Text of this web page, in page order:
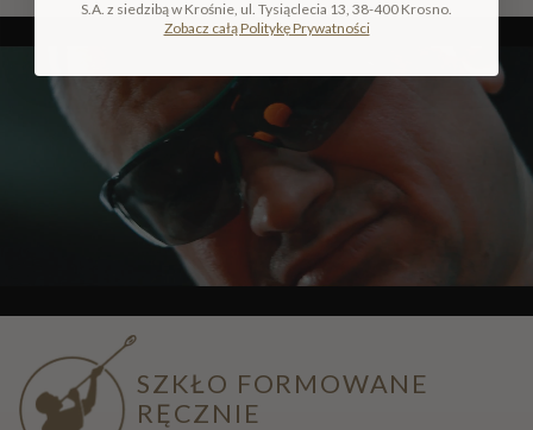
SZKŁO FORMOWANE
RĘCZNIE
S.A. z siedzibą w Krośnie, ul. Tysiąclecia 13, 38-400 Krosno.
Zobacz całą Politykę Prywatności